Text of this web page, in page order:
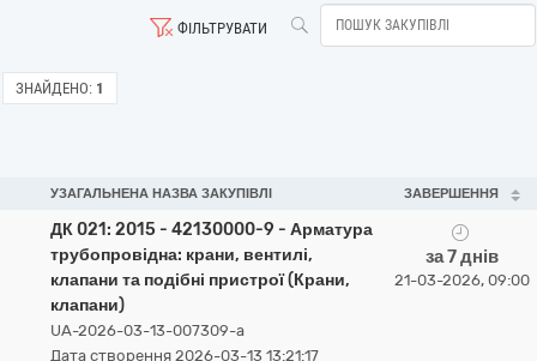
ФІЛЬТРУВАТИ
ЗНАЙДЕНО: 1
УЗАГАЛЬНЕНА НАЗВА ЗАКУПІВЛІ ЗАВЕРШЕННЯ
ДК 021: 2015 - 42130000-9 - Арматура
трубопровідна: крани, вентилі,
клапани та подібні пристрої (Крани,
клапани)
UA-2026-03-13-007309-a
Дата створення 2026-03-13 13:21:17
за 7 днів
21-03-2026, 09:00